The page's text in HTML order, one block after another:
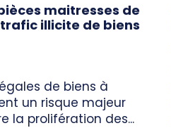
maitresses de
illicite de biens
de biens à
un risque majeur
la prolifération des...